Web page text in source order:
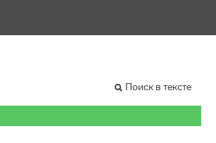
Поиск в тексте